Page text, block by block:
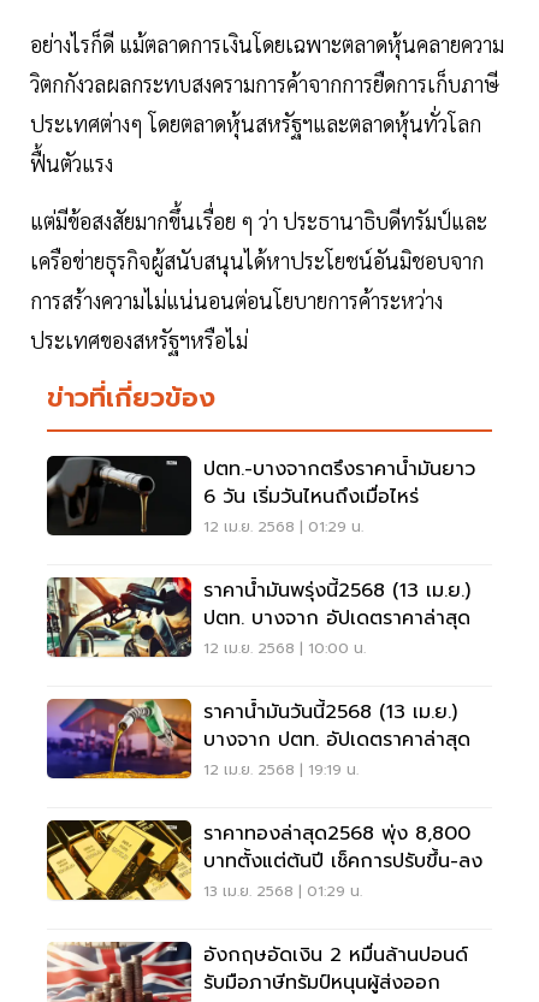
อย่างไรก็ดี แม้ตลาดการเงินโดยเฉพาะตลาดหุ้นคลายความ
วิตกกังวลผลกระทบสงครามการค้าจากการยืดการเก็บภาษี
ประเทศต่างๆ โดยตลาดหุ้นสหรัฐฯและตลาดหุ้นทั่วโลก
ฟื้นตัวแรง
แต่มีข้อสงสัยมากขึ้นเรื่อย ๆ ว่า ประธานาธิบดีทรัมป์และ
เครือข่ายธุรกิจผู้สนับสนุนได้หาประโยชน์อันมิชอบจาก
การสร้างความไม่แน่นอนต่อนโยบายการค้าระหว่าง
ประเทศของสหรัฐฯหรือไม่
ข่าวที่เกี่ยวข้อง
ปตท.-บางจากตรึงราคาน้ำมันยาว
6 วัน เริ่มวันไหนถึงเมื่อไหร่
12 เม.ย. 2568 | 01:29 น.
ราคาน้ำมันพรุ่งนี้2568 (13 เม.ย.)
ปตท. บางจาก อัปเดตราคาล่าสุด
12 เม.ย. 2568 | 10:00 น.
ราคาน้ำมันวันนี้2568 (13 เม.ย.)
บางจาก ปตท. อัปเดตราคาล่าสุด
12 เม.ย. 2568 | 19:19 น.
ราคาทองล่าสุด2568 พุ่ง 8,800
บาทตั้งแต่ต้นปี เช็คการปรับขึ้น-ลง
13 เม.ย. 2568 | 01:29 น.
อังกฤษอัดเงิน 2 หมื่นล้านปอนด์
รับมือภาษีทรัมป์หนุนผู้ส่งออก